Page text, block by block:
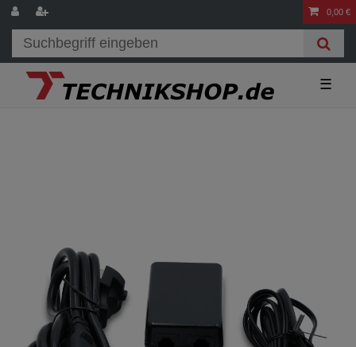
0,00 €
☰